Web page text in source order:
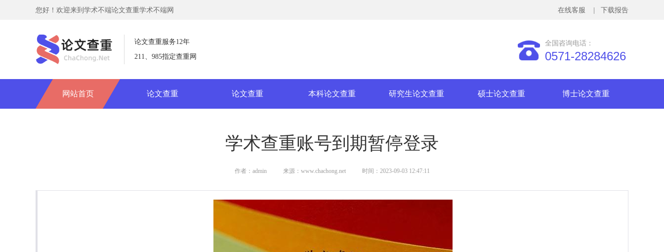
您好！欢迎来到学术不端论文查重学术不端网
网站首页 论文查重 论文查重 本科论文查重 研究生论文查重 硕士论文查重 博士论文查重
论文查重服务12年
211、985指定查重网
全国咨询电话：
0571-28284626
| 下载报告
在线客服
学术查重账号到期暂停登录
作者：admin 来源：www.chachong.net 时间：2023-09-03 12:47:11